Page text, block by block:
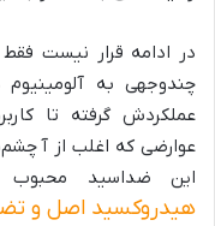
در ادامه قرار نیست
چندوجهی به
عملکردش گرفته تا
عوارضی که اغلب از آ
این ضداسید
هیدروکسید اصل و